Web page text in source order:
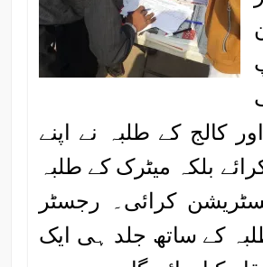
کالج کے طلبہ نے اپنے
بلکہ میٹرک کے طلبہ
کرائی۔ رجسٹر
کے ساتھ جلد ہی ایک